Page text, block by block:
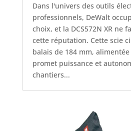
Dans l'univers des outils
professionnels, DeWalt
choix, et la DCS572N XR ne
cette réputation. Cette scie
balais de 184 mm,
promet puissance et
chantiers...